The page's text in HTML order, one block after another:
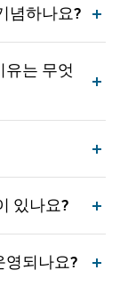
념하나요?
는 무엇
있나요?
되나요?